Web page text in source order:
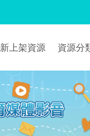
新上架資源 資源分